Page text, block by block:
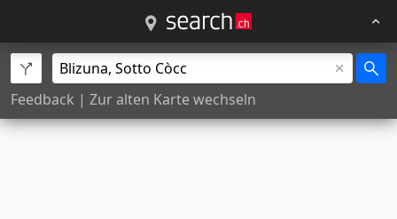
Feedback | Zur alten Karte wechseln